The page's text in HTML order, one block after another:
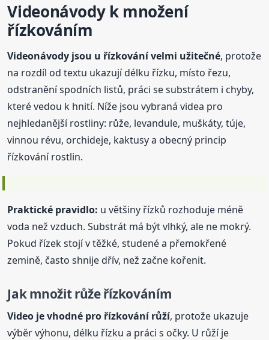
Videonávody k množení
řízkováním
Videonávody jsou u řízkování velmi užitečné, protože
na rozdíl od textu ukazují délku řízku, místo řezu,
odstranění spodních listů, práci se substrátem i chyby,
které vedou k hnití. Níže jsou vybraná videa pro
nejhledanější rostliny: růže, levandule, muškáty, túje,
vinnou révu, orchideje, kaktusy a obecný princip
řízkování rostlin.
Praktické pravidlo: u většiny řízků rozhoduje méně
voda než vzduch. Substrát má být vlhký, ale ne mokrý.
Pokud řízek stojí v těžké, studené a přemokřené
zemině, často shnije dřív, než začne kořenit.
Jak množit růže řízkováním
Video je vhodné pro řízkování růží, protože ukazuje
výběr výhonu, délku řízku a práci s očky. U růží je